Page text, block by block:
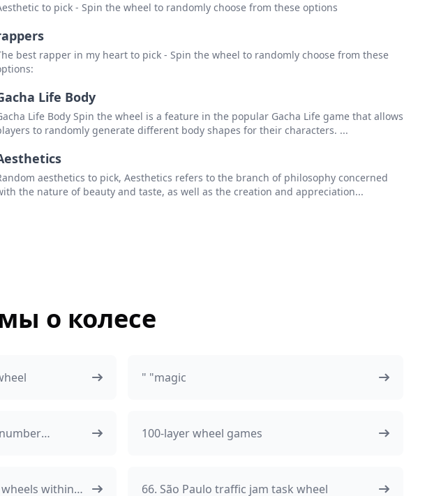
to pick - Spin the wheel to randomly choose from these options
best rapper in my heart to pick - Spin the wheel to randomly choose from these
Life Body
Life Body Spin the wheel is a feature in the popular Gacha Life game that allows
to randomly generate different body shapes for their characters. ...
aesthetics to pick, Aesthetics refers to the branch of philosophy concerned
the nature of beauty and taste, as well as the creation and appreciation...
о колесе
" "magic
100-layer wheel games
within 66. São Paulo traffic jam task wheel